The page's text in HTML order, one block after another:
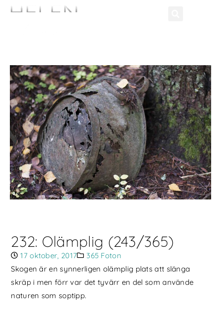
232: Olämplig (243/365)
17 oktober, 2017
365 Foton
Skogen är en synnerligen olämplig plats att slänga
skräp i men förr var det tyvärr en del som använde
naturen som soptipp.